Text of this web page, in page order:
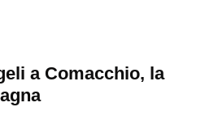
a Comacchio, la